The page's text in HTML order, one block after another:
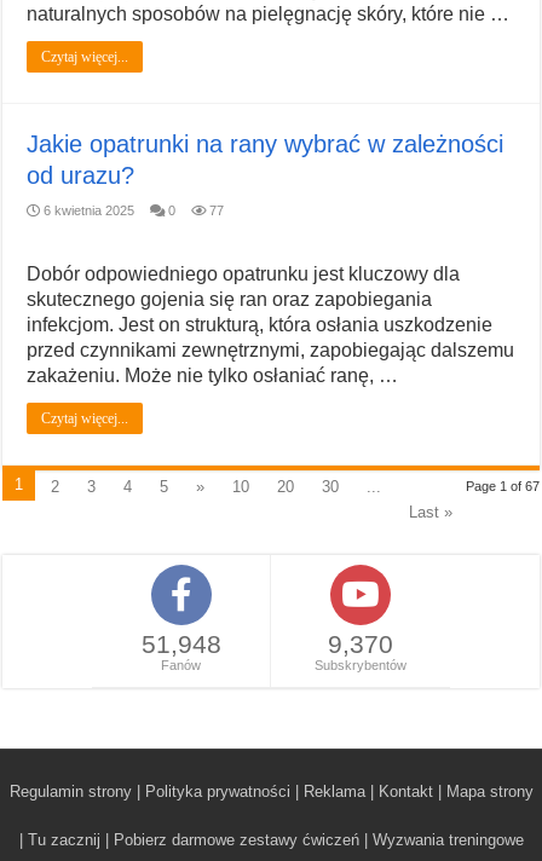
naturalnych sposobów na pielęgnację skóry, które nie …
Czytaj więcej...
Jakie opatrunki na rany wybrać w zależności
od urazu?
6 kwietnia 2025 0 77
Dobór odpowiedniego opatrunku jest kluczowy dla
skutecznego gojenia się ran oraz zapobiegania
infekcjom. Jest on strukturą, która osłania uszkodzenie
przed czynnikami zewnętrznymi, zapobiegając dalszemu
zakażeniu. Może nie tylko osłaniać ranę, …
Czytaj więcej...
Page 1 of 67
1 2 3 4 5 » 10 20 30
Last »
51,948
Fanów
9,370
Subskrybentów
Regulamin strony| Polityka prywatności Reklama| Kontakt| Mapa strony
Tu zacznij Pobierz darmowe zestawy ćwiczeń| Wyzwania treningowe